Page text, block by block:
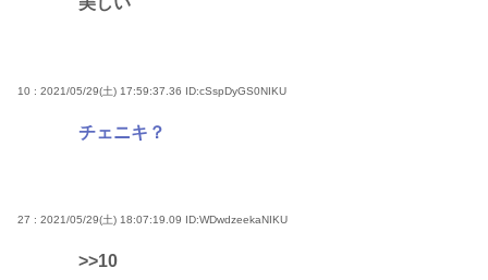
10 : 2021/05/29(土) 17:59:37.36 ID:cSspDyGS0NIKU
チェニキ？
27 : 2021/05/29(土) 18:07:19.09 ID:WDwdzeekaNIKU
>>10